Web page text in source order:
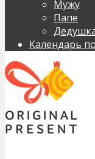
Мужу
Папе
Календарь